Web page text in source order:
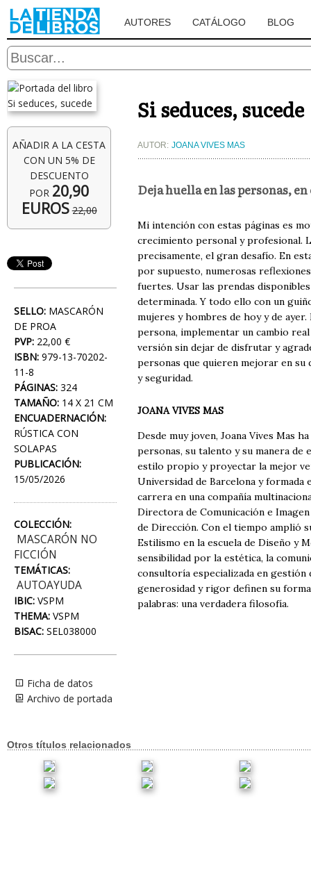
AUTORES CATÁLOGO BLOG
AÑADIR A LA CESTA
CON UN 5% DE
DESCUENTO
POR 20,90
EUROS 22,00
SELLO: MASCARÓN
DE PROA
PVP: 22,00 €
ISBN: 979-13-70202-
11-8
PÁGINAS: 324
TAMAÑO: 14 X 21 CM
ENCUADERNACIÓN:
RÚSTICA CON
SOLAPAS
PUBLICACIÓN:
15/05/2026
COLECCIÓN:
MASCARÓN NO
FICCIÓN
TEMÁTICAS:
AUTOAYUDA
IBIC: VSPM
THEMA: VSPM
BISAC: SEL038000
Ficha de datos
Archivo de portada
Si seduces, sucede
AUTOR: JOANA VIVES MAS
Deja huella en las personas,
Mi intención con estas páginas es
crecimiento personal y profesional.
precisamente, el gran desafío. En
por supuesto, numerosas
fuertes. Usar las prendas
determinada. Y todo ello con un
mujeres y hombres de hoy y de
persona, implementar un cambio
versión sin dejar de disfrutar y
personas que quieren mejorar en
y seguridad.
JOANA VIVES MAS
Desde muy joven, Joana Vives Mas
personas, su talento y su manera de
estilo propio y proyectar la mejor
Universidad de Barcelona y
carrera en una compañía
Directora de Comunicación e
de Dirección. Con el tiempo amplió
Estilismo en la escuela de Diseño y
sensibilidad por la estética, la
consultoría especializada en gestión
generosidad y rigor definen su
palabras: una verdadera filosofía.
Otros títulos relacionados